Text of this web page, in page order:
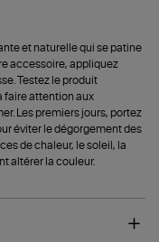
et naturelle qui se patine
accessoire, appliquez
Testez le produit
faire attention aux
Les premiers jours, portez
éviter le dégorgement des
de chaleur, le soleil, la
altérer la couleur.